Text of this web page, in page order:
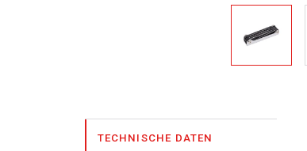
TECHNISCHE DATEN